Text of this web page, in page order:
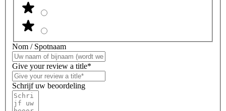
Nom / Spotnaam
Give your review a title*
Schrijf uw beoordeling